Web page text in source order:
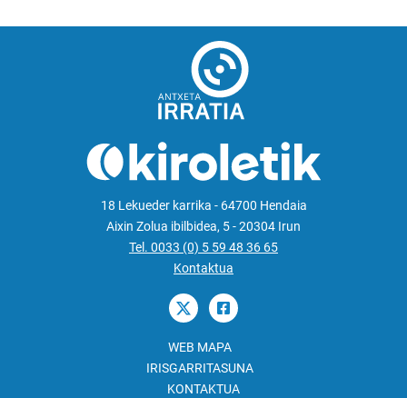
18 Lekueder karrika - 64700 Hendaia
Aixin Zolua ibilbidea, 5 - 20304 Irun
Tel. 0033 (0) 5 59 48 36 65
Kontaktua
WEB MAPA
IRISGARRITASUNA
KONTAKTUA